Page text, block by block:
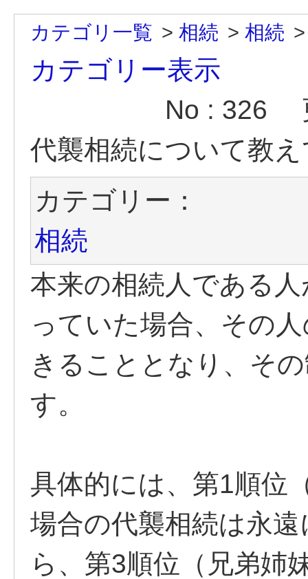
カテゴリ一覧 > 相続 > 相続
カテゴリー表示
No : 326
代襲相続について教
カテゴリー：
相続
本来の相続人である
っていた場合、その
きることとなり、そ
す。
具体的には、第1順位
場合の代襲相続は永
ら、第3順位（兄弟姉